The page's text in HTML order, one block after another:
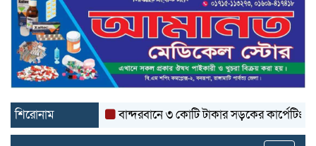
শিরোনাম বান্দরবানে ৩ কোটি টাকার সড়কের কার্পেটিং উঠে